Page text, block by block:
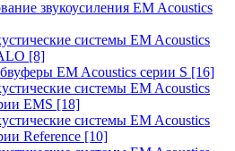
звукоусиления EM Acoustics
системы EM Acoustics
[8]
EM Acoustics серии S [16]
системы EM Acoustics
EMS [18]
системы EM Acoustics
Reference [10]